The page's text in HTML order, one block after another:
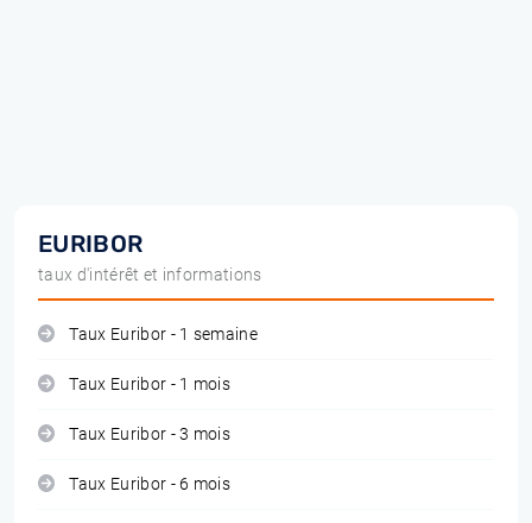
EURIBOR
taux d'intérêt et informations
Taux Euribor - 1 semaine
Taux Euribor - 1 mois
Taux Euribor - 3 mois
Taux Euribor - 6 mois